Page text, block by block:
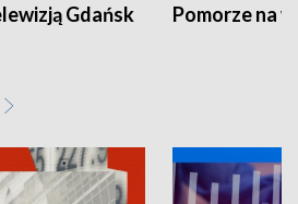
Gdańsk Pomorze na